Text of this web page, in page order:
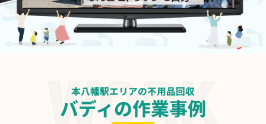
本八幡駅エリアの不用品回収
バディの作業事例